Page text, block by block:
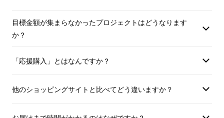
目標金額が集まらなかったプロジェクトはどうなります
か？
「応援購入」とはなんですか？
他のショッピングサイトと比べてどう違いますか？